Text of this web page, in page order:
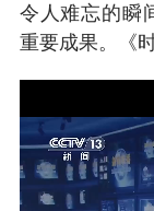
令人难忘的瞬
重要成果。《